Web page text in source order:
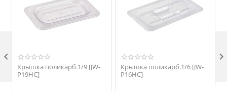
Крышка поликарб.1/9 [JW-
P19HC]
Крышка поликарб.1/6 [JW-
P16HC]
 